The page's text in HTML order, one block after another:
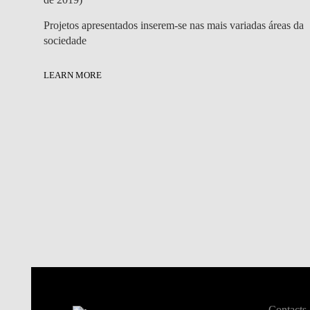
Projetos apresentados inserem-se nas mais variadas áreas da
sociedade
LEARN MORE